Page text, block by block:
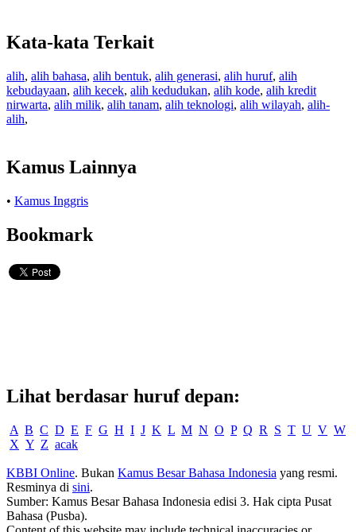
Kata-kata Terkait
alih, alih bahasa, alih bentuk, alih generasi, alih huruf, alih
kebudayaan, alih kecek, alih kedudukan, alih kode, alih kredit
nirwarta, alih milik, alih tanam, alih teknologi, alih wilayah, alih-
alih,
Kamus Lainnya
• Kamus Inggris
Bookmark
Lihat berdasar huruf depan:
A B C D E F G H I J K L M N O P Q R S T U V W
X Y Z acak
KBBI Online. Bukan Kamus Besar Bahasa Indonesia yang resmi.
Resminya di sini.
Sumber: Kamus Besar Bahasa Indonesia edisi 3. Hak cipta Pusat
Bahasa (Pusba).